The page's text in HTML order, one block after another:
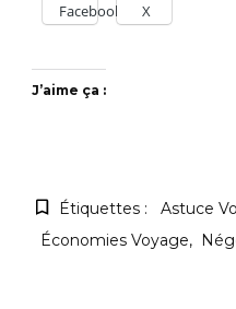
Facebook X
J’aime ça :
Étiquettes : Astuce
Économies Voyage